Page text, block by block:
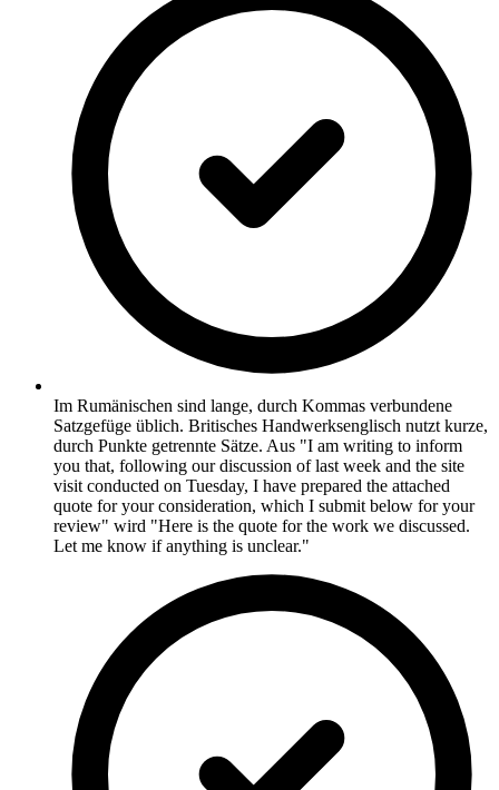
Im Rumänischen sind lange, durch Kommas verbundene
Satzgefüge üblich. Britisches Handwerksenglisch nutzt kurze,
durch Punkte getrennte Sätze. Aus "I am writing to inform
you that, following our discussion of last week and the site
visit conducted on Tuesday, I have prepared the attached
quote for your consideration, which I submit below for your
review" wird "Here is the quote for the work we discussed.
Let me know if anything is unclear."